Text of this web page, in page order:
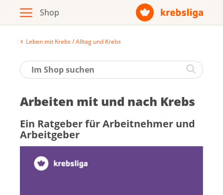
Archiv
Broschüren / Infomaterial
Produkte
Zur Krebsliga-Webseite
Leben mit Krebs / Alltag und Krebs
Ar­bei­ten mit und nach Krebs
Ein Rat­ge­ber für Ar­beit­neh­mer und
Ar­beit­ge­ber